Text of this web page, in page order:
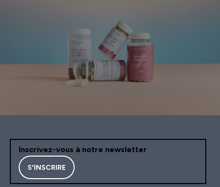
Inscrivez-vous à notre newsletter
S'INSCRIRE